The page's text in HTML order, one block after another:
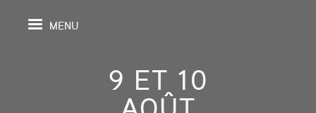
MENU
9 ET 10